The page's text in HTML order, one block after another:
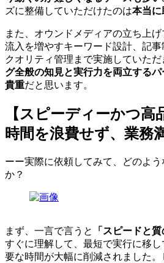
ズに整備していただけたのは本当に
また、オウンドメディアの立ち上
流入を増やすキーワード設計、記
クオリティ管理まで実施していただ
グ全般の知見と実行力を両立するパ
貴重だと思います。
【スピーディーかつ
時間を浪費せず、業務
ーー実際に依頼してみて、どのよ
か？
まず、一言で言うと 「スピードと質
すぐに理解して、最短で実行に移
要な時間が大幅に削減されました